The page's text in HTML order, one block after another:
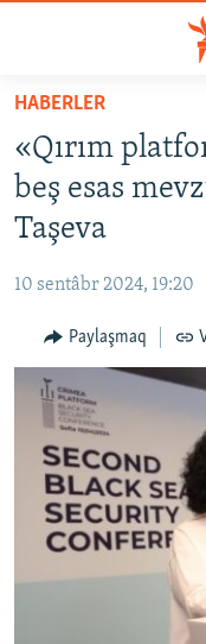
Esas
qaytmaq
Baş
navigatsiyağa
qaytmaq
Qıdıruvğa
SİYASET
İQTİSADİYAT
MEDENİYET
İNSAN AQLARI
VİDEO
SÜRET
BLOGLAR
FİKİR
Русский
HABERLER
«Qırım
beş esas
Taşeva
10 sentâbr 2024, 19:20
Paylaşmaq